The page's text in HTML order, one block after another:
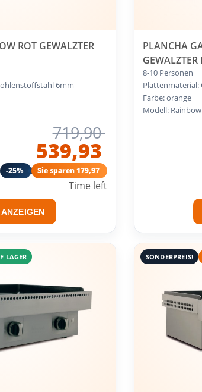
ROT GEWALZTER
6mm
719,90
539,93
-25% Sie sparen 179,97
Time left
PLANCHA
8-10 Personen
Plattenmaterial:
Farbe: orange
Modell: Rainbow
LAGER SONDERPREIS!